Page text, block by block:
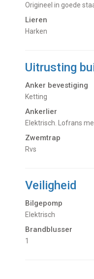
Origineel in goede
Lieren
Harken
Uitrusting
Anker bevestiging
Ketting
Ankerlier
Elektrisch. Lofrans
Zwemtrap
Rvs
Veiligheid
Bilgepomp
Elektrisch
Brandblusser
1